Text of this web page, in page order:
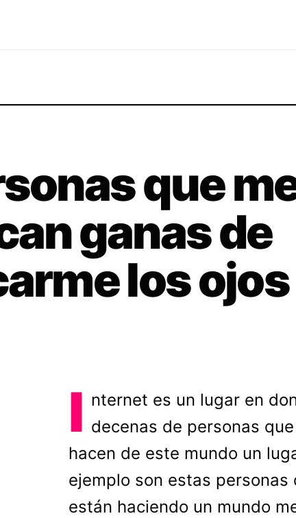
que
ganas de
los ojos
I nternet es un lugar en
decenas de personas
hacen de este mundo un
ejemplo son estas
están haciendo un mundo